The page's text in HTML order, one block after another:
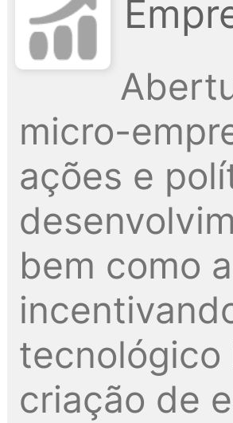
micro-
ações e
bem como
tecnológico
criação de